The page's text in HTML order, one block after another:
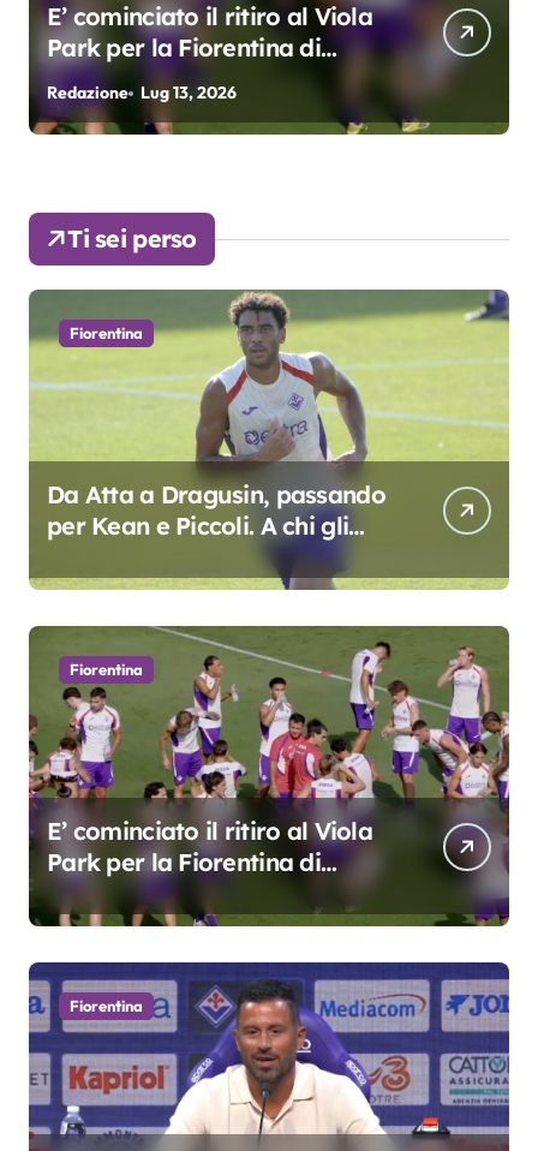
E’ cominciato il ritiro al Viola
Park per la Fiorentina di
Grosso
Redazione Lug 13, 2026
Ti sei perso
Fiorentina
Da Atta a Dragusin, passando
per Kean e Piccoli. A chi gli
oscar del precampionato?
Fiorentina
E’ cominciato il ritiro al Viola
Park per la Fiorentina di
Grosso
Fiorentina